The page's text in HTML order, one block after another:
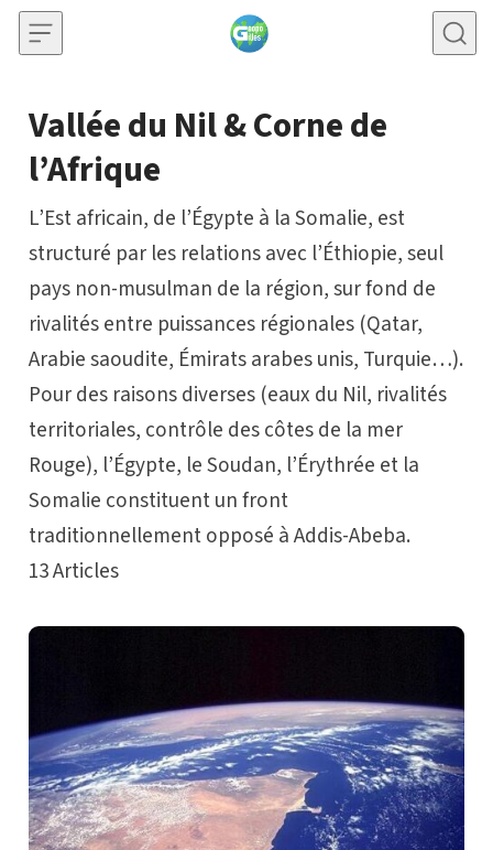
Skip to content
Vallée du Nil & Corne de
l’Afrique
L’Est africain, de l’Égypte à la Somalie, est
structuré par les relations avec l’Éthiopie, seul
pays non-musulman de la région, sur fond de
rivalités entre puissances régionales (Qatar,
Arabie saoudite, Émirats arabes unis, Turquie…).
Pour des raisons diverses (eaux du Nil, rivalités
territoriales, contrôle des côtes de la mer
Rouge), l’Égypte, le Soudan, l’Érythrée et la
Somalie constituent un front
traditionnellement opposé à Addis-Abeba.
13Articles